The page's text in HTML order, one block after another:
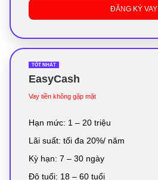
ĐĂNG KÝ VAY
TỐT NHẤT
EasyCash
Vay tiền không gặp mặt
Hạn mức: 1 – 20 triệu
Lãi suất: tối đa 20%/ năm
Kỳ hạn: 7 – 30 ngày
Độ tuổi: 18 – 60 tuổi